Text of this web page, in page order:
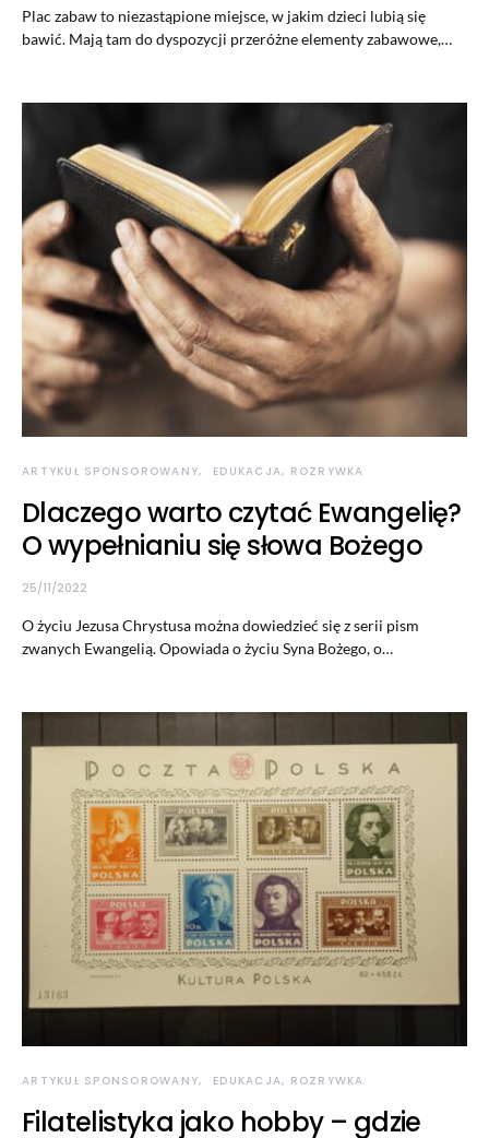
Plac zabaw to niezastąpione miejsce, w jakim dzieci lubią się
bawić. Mają tam do dyspozycji przeróżne elementy zabawowe,…
ARTYKUŁ SPONSOROWANY EDUKACJA, ROZRYWKA
Dlaczego warto czytać Ewangelię?
O wypełnianiu się słowa Bożego
25/11/2022
O życiu Jezusa Chrystusa można dowiedzieć się z serii pism
zwanych Ewangelią. Opowiada o życiu Syna Bożego, o…
ARTYKUŁ SPONSOROWANY EDUKACJA, ROZRYWKA
Filatelistyka jako hobby – gdzie